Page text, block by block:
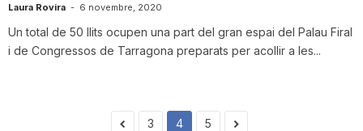
Laura Rovira - 6 novembre, 2020
Un total de 50 llits ocupen una part del gran espai del Palau Firal
i de Congressos de Tarragona preparats per acollir a les...
3 4 5